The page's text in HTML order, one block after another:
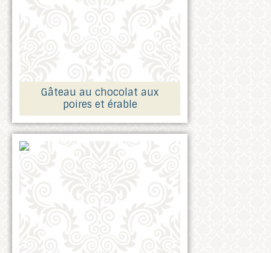
Gâteau au chocolat aux
poires et érable